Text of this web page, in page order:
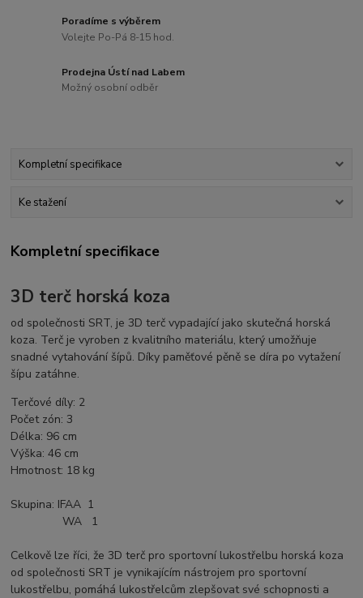
Poradíme s výběrem
Volejte Po-Pá 8-15 hod.
Prodejna Ústí nad Labem
Možný osobní odběr
Kompletní specifikace
Ke stažení
Kompletní specifikace
3D terč horská koza
od společnosti SRT, je 3D terč vypadající jako skutečná horská
koza. Terč je vyroben z kvalitního materiálu, který umožňuje
snadné vytahování šípů. Díky paměťové pěně se díra po vytažení
šípu zatáhne.
Terčové díly: 2
Počet zón:3
Délka: 96 cm
Výška:46 cm
Hmotnost: 18 kg
Skupina: IFAA 1
WA 1
Celkově lze říci, že 3D terč pro sportovní lukostřelbu horská koza
od společnosti SRT je vynikajícím nástrojem pro sportovní
lukostřelbu, pomáhá lukostřelcům zlepšovat své schopnosti a